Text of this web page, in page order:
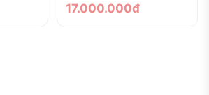
17.000.000đ